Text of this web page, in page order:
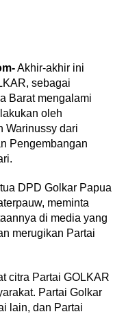
Akhir-akhir ini
sebagai
Barat mengalami
oleh
Warinussy dari
Pengembangan
DPD Golkar Papua
meminta
di media yang
merugikan Partai
citra Partai GOLKAR
Partai Golkar
lain, dan Partai